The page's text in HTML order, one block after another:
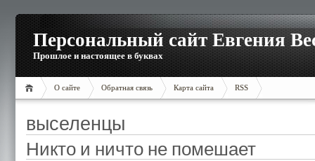
Персональный сайт Евгения
Прошлое и настоящее в буквах
О сайте Обратная связь Карта сайта RSS
выселенцы
Никто и ничто не помешает